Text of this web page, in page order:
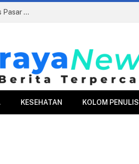
Siapkan Beauty Contest, Perumda Pasar Bakal Konsep Eks Pasar Bogor Jadi Kawasan Terpadu
KESEHATAN KOLOM PENULIS